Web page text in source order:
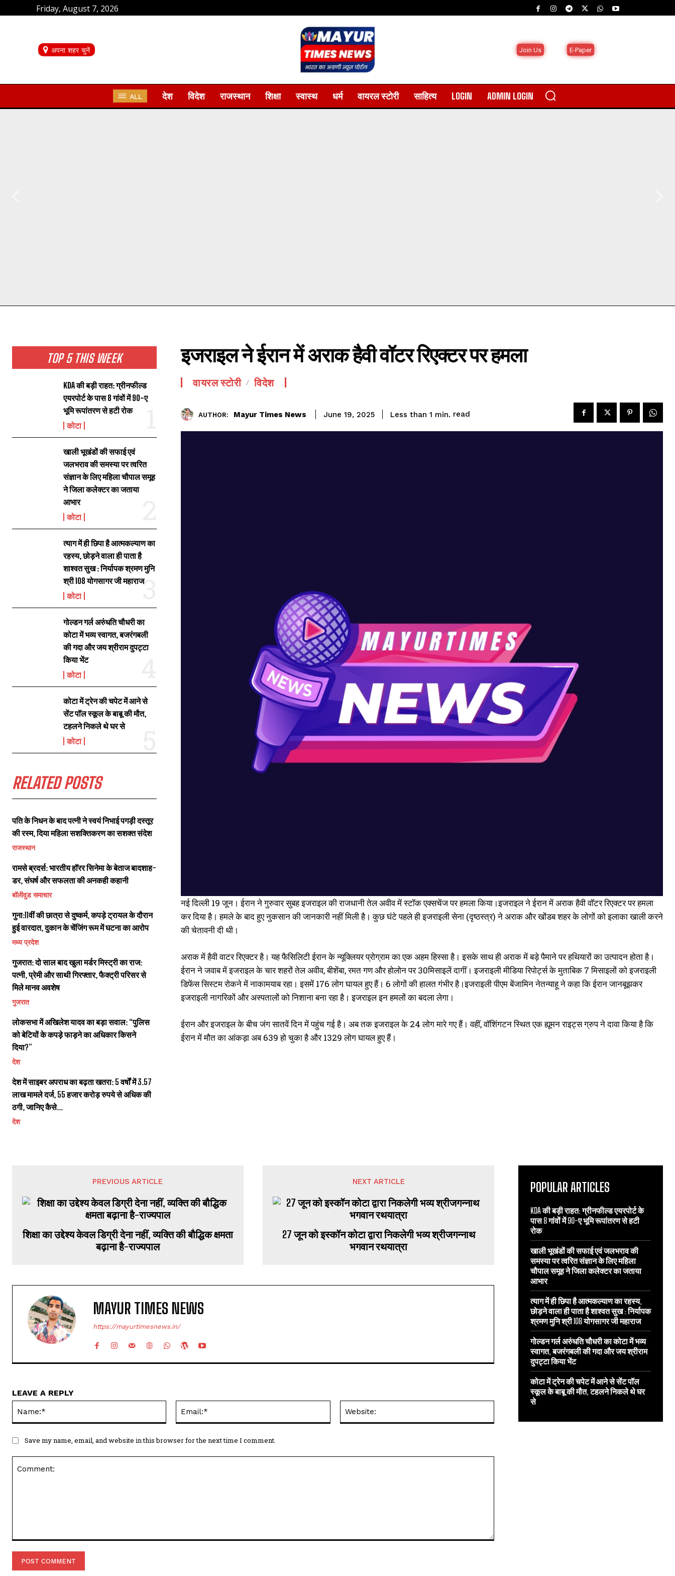
Friday, August 7, 2026
अपना शहर चुनें Join Us E-Paper
ALL देश विदेश राजस्थान शिक्षा स्वास्थ धर्म वायरल स्टोरी साहित्य LOGIN ADMIN LOGIN
TOP 5 THIS WEEK
KDA की बड़ी राहत: ग्रीनफील्ड
एयरपोर्ट के पास 8 गांवों में 90-ए
भूमि रूपांतरण से हटी रोक
कोटा
खाली भूखंडों की सफाई एवं
जलभराव की समस्या पर त्वरित
संज्ञान के लिए महिला चौपाल समूह
ने जिला कलेक्टर का जताया
आभार
कोटा
त्याग में ही छिपा है आत्मकल्याण का
रहस्य, छोड़ने वाला ही पाता है
शाश्वत सुख : निर्यापक श्रमण मुनि
श्री 108 योगसागर जी महाराज
कोटा
गोल्डन गर्ल अरुंधति चौधरी का
कोटा में भव्य स्वागत, बजरंगबली
की गदा और जय श्रीराम दुपट्टा
किया भेंट
कोटा
कोटा में ट्रेन की चपेट में आने से
सेंट पॉल स्कूल के बाबू की मौत,
टहलने निकले थे घर से
कोटा
RELATED POSTS
पति के निधन के बाद पत्नी ने स्वयं निभाई पगड़ी दस्तूर
की रस्म, दिया महिला सशक्तिकरण का सशक्त संदेश
राजस्थान
रामसे ब्रदर्स: भारतीय हॉरर सिनेमा के बेताज बादशाह-
डर, संघर्ष और सफलता की अनकही कहानी
बॉलीवुड समाचार
गुना:11वीं की छात्रा से दुष्कर्म, कपड़े ट्रायल के दौरान
हुई वारदात, दुकान के चेंजिंग रूम में घटना का आरोप
मध्य प्रदेश
गुजरात: दो साल बाद खुला मर्डर मिस्ट्री का राज:
पत्नी, प्रेमी और साथी गिरफ्तार, फैक्ट्री परिसर से
मिले मानव अवशेष
गुजरात
लोकसभा में अखिलेश यादव का बड़ा सवाल: “पुलिस
को बेटियों के कपड़े फाड़ने का अधिकार किसने
दिया?”
देश
देश में साइबर अपराध का बढ़ता खतरा: 5 वर्षों में 3.57
लाख मामले दर्ज, 55 हजार करोड़ रुपये से अधिक की
ठगी, जानिए कैसे...
देश
इजराइल ने ईरान में अराक हैवी वॉटर रिएक्टर पर हमला
वायरल स्टोरी विदेश
AUTHOR: Mayur Times News June 19, 2025 Less than 1 min. read
नई दिल्ली 19 जून। ईरान ने गुरुवार सुबह इजराइल की राजधानी तेल अवीव में स्टॉक एक्सचेंज पर हमला किया।इजराइल ने ईरान में अराक हैवी वॉटर रिएक्टर पर हमला
कर दिया है। हमले के बाद हुए नुकसान की जानकारी नहीं मिली है। कुछ घंटे पहले ही इजराइली सेना (दृष्ठस्त्र) ने अराक और खोंडब शहर के लोगों को इलाका खाली करने
की चेतावनी दी थी।
अराक में हैवी वाटर रिएक्टर है। यह फैसिलिटी ईरान के न्यूक्लियर प्रोग्राम का एक अहम हिस्सा है। इसके साथ ही अराक में बड़े पैमाने पर हथियारों का उत्पादन होता है।
ईरान ने जवाब में इजराइल के चार शहरों तेल अवीव, बीशेंबा, रमत गण और होलोन पर 30मिसाइलें दागीं। इजराइली मीडिया रिपोर्ट्स के मुताबिक 7 मिसाइलों को इजराइली
डिफेंस सिस्टम रोकने में नाकामयाब रहा। इसमें 176 लोग घायल हुए हैं। 6 लोगों की हालत गंभीर है।इजराइली पीएम बेंजामिन नेतन्याहू ने कहा कि ईरान जानबूझकर
इजराइली नागरिकों और अस्पतालों को निशाना बना रहा है। इजराइल इन हमलों का बदला लेगा।
ईरान और इजराइल के बीच जंग सातवें दिन में पहुंच गई है। अब तक इजराइल के 24 लोग मारे गए हैं। वहीं, वॉशिंगटन स्थित एक ह्यूमन राइट्स ग्रुप ने दावा किया है कि
ईरान में मौत का आंकड़ा अब 639 हो चुका है और 1329 लोग घायल हुए हैं।
PREVIOUS ARTICLE NEXT ARTICLE
भगवान रथयात्रा
MAYUR TIMES NEWS
Name:* Email:* Website:
POPULAR ARTICLES
KDA की बड़ी राहत: ग्रीनफील्ड एयरपोर्ट के
पास 8 गांवों में 90-ए भूमि रूपांतरण से हटी
रोक
खाली भूखंडों की सफाई एवं जलभराव की
समस्या पर त्वरित संज्ञान के लिए महिला
चौपाल समूह ने जिला कलेक्टर का जताया
आभार
त्याग में ही छिपा है आत्मकल्याण का रहस्य,
छोड़ने वाला ही पाता है शाश्वत सुख : निर्यापक
श्रमण मुनि श्री 108 योगसागर जी महाराज
गोल्डन गर्ल अरुंधति चौधरी का कोटा में भव्य
स्वागत, बजरंगबली की गदा और जय श्रीराम
दुपट्टा किया भेंट
कोटा में ट्रेन की चपेट में आने से सेंट पॉल
स्कूल के बाबू की मौत, टहलने निकले थे घर
से